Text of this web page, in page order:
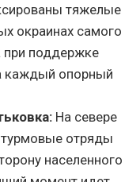
тяжелые
окраинах самого
при поддержке
каждый опорный
На севере
отряды
населенного